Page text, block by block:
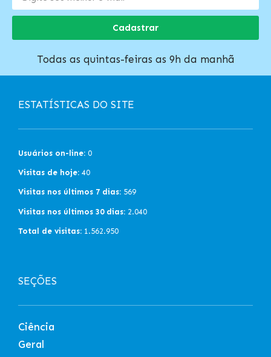
Cadastrar
Todas as quintas-feiras as 9h da manhã
ESTATÍSTICAS DO SITE
Usuários on-line: 0
Visitas de hoje: 40
Visitas nos últimos 7 dias: 569
Visitas nos últimos 30 dias: 2.040
Total de visitas: 1.562.950
SEÇÕES
Ciência
Geral